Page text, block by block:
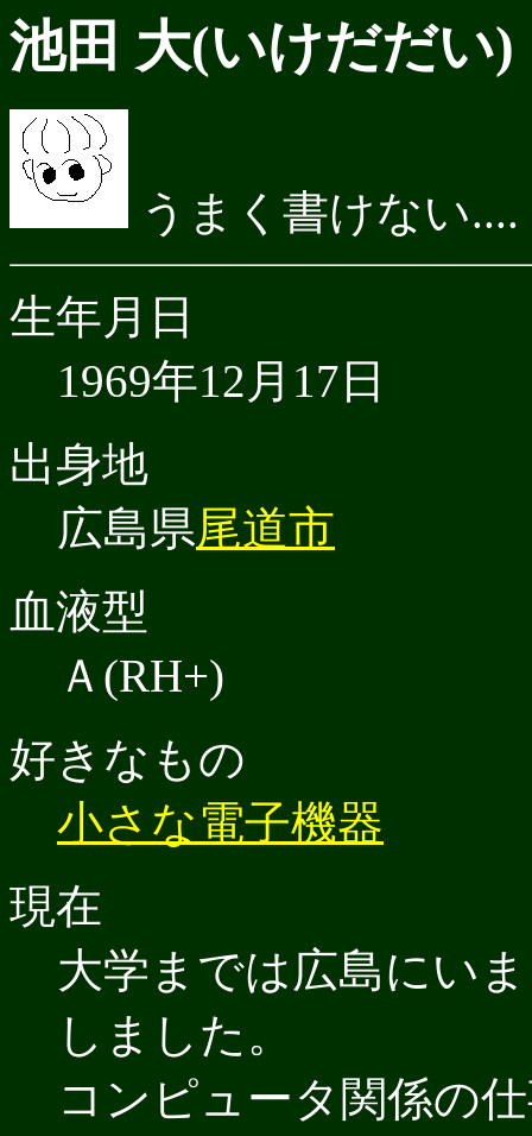
池田 大(いけだだい)
うまく書けない....
生年月日
1969年12月17日
出身地
広島県尾道市
血液型
Ａ(RH+)
好きなもの
小さな電子機器
現在
大学までは広島にい
しました。
コンピュータ関係の